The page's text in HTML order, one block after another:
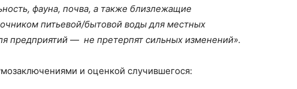
фауна, почва, а также близлежащие
питьевой/бытовой воды для местных
предприятий — не претерпят сильных изменений».
и оценкой случившегося: